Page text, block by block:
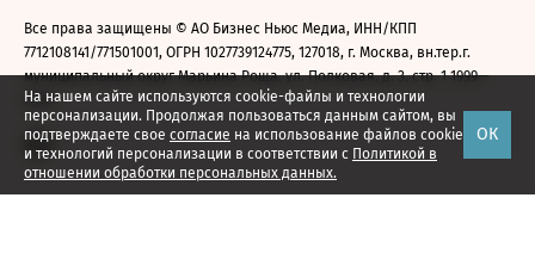
На нашем сайте используются cookie-файлы и технологии
персонализации. Продолжая пользоваться данным сайтом, вы
подтверждаете свое согласие на использование файлов cookie
и технологий персонализации в соответствии с Политикой в
отношении обработки персональных данных.
ОК
Все права защищены © АО Бизнес Ньюс Медиа, ИНН/КПП
7712108141/771501001, ОГРН 1027739124775, 127018, г. Москва, вн.тер.г.
муниципальный округ Марьина Роща, ул. Полковая, д. 3, стр. 1 1999—
2026